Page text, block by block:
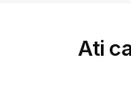
Ati